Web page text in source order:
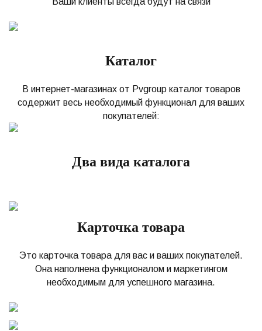
Каталог
В интернет-магазинах от Pvgroup каталог товаров
содержит весь необходимый функционал для ваших
покупателей:
Два вида каталога
Карточка товара
Это карточка товара для вас и ваших покупателей.
Она наполнена функционалом и маркетингом
необходимым для успешного магазина.